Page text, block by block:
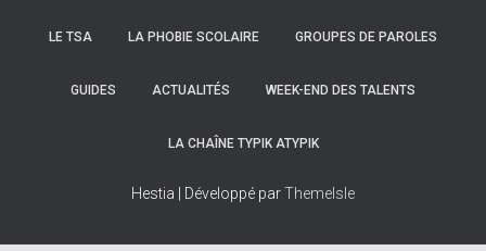
LE TSA LA PHOBIE SCOLAIRE GROUPES DE PAROLES
GUIDES ACTUALITÉS WEEK-END DES TALENTS
LA CHAÎNE TYPIK ATYPIK
Hestia | Développé parThemeIsle